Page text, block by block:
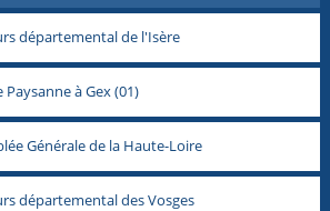
départemental de l'Isère
Paysanne à Gex (01)
Générale de la Haute-Loire
départemental des Vosges